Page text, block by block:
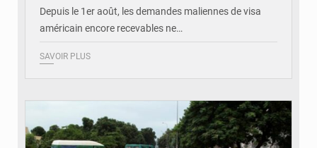
Depuis le 1er août, les demandes maliennes de visa
américain encore recevables ne…
SAVOIR PLUS